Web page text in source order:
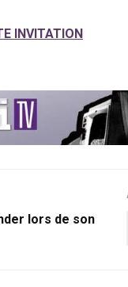
INVITATION
lors de son